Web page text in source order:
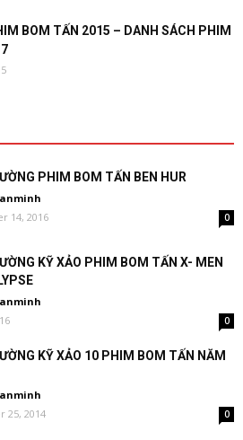
BOM TẤN 2015 – DANH SÁCH PHIM
PHIM BOM TẤN BEN HUR
14, 2016
0
KỸ XẢO PHIM BOM TẤN X- MEN
0
KỸ XẢO 10 PHIM BOM TẤN NĂM
25, 2014
0